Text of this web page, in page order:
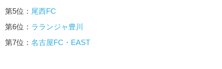
第5位： 尾西FC
第6位： ラランジャ豊川
第7位： 名古屋FC・EAST